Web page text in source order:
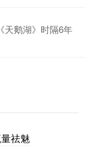
天鹅湖》时隔6年
祛魅